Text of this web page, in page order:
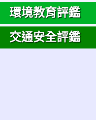
環境教育評鑑
交通安全評鑑